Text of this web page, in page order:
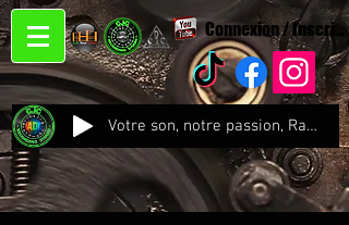
Connexion /
Votre son, notre passion, Radio CJC Recording Studio , là où chaque note prend vie !